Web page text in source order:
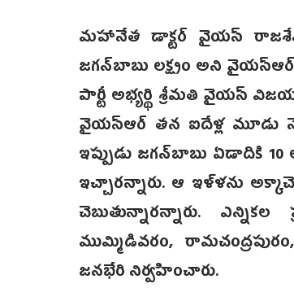
మహానేత డాక్టర్‌ వైయస్‌
జగన్‌బాబు లక్ష్యం అని వైయస్ఆర్‌
పార్టీ అభ్యర్థి శ్రీమతి వైయస్‌
వైయస్ఆర్ తన ఐదేళ్ల మూడు
ఇప్పుడు జగన్‌బాబు ఏడాదికి 10
ఇచ్చారన్నారు. ఆ ఇళ్ళను
చెబుతున్నా‌రన్నారు.
ముమ్మిడివరం,
జనభేరి నిర్వహించారు.